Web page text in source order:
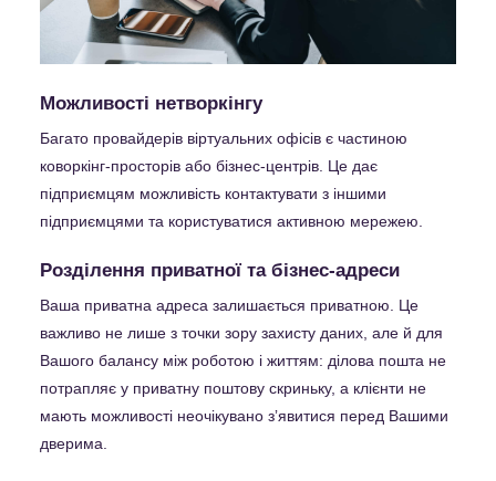
Можливості нетворкінгу
Багато провайдерів віртуальних офісів є частиною
коворкінг-просторів або бізнес-центрів. Це дає
підприємцям можливість контактувати з іншими
підприємцями та користуватися активною мережею.
Розділення приватної та бізнес-адреси
Ваша приватна адреса залишається приватною. Це
важливо не лише з точки зору захисту даних, але й для
Вашого балансу між роботою і життям: ділова пошта не
потрапляє у приватну поштову скриньку, а клієнти не
мають можливості неочікувано зʼявитися перед Вашими
дверима.